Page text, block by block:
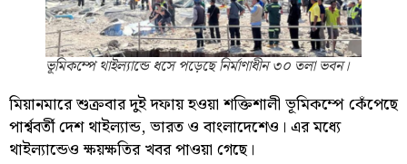
ভূমিকম্পে থাইল্যান্ডে ধসে পড়েছে নির্মাণাধীন ৩০ তলা ভবন।
মিয়ানমারে শুক্রবার দুই দফায় হওয়া শক্তিশালী ভূমিকম্পে কেঁপেছে
পার্শ্ববর্তী দেশ থাইল্যান্ড, ভারত ও বাংলাদেশেও। এর মধ্যে
থাইল্যান্ডেও ক্ষয়ক্ষতির খবর পাওয়া গেছে।